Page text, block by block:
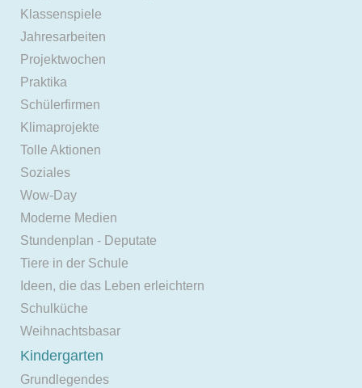
Klassenspiele
Jahresarbeiten
Projektwochen
Praktika
Schülerfirmen
Klimaprojekte
Tolle Aktionen
Soziales
Wow-Day
Moderne Medien
Stundenplan - Deputate
Tiere in der Schule
Ideen, die das Leben erleichtern
Schulküche
Weihnachtsbasar
Kindergarten
Grundlegendes